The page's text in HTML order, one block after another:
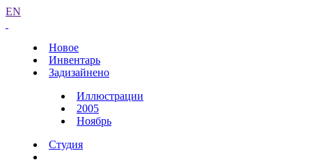
EN
Новое
Инвентарь
Задизайнено
Иллюстрации
2005
Ноябрь
Студия